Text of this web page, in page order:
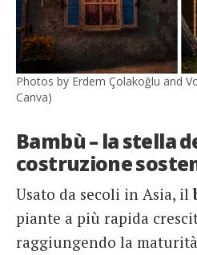
Photos by Erdem Çolakoğlu and
Canva)
Bambù – la stella
costruzione
Usato da secoli in Asia, il
piante a più rapida
raggiungendo la